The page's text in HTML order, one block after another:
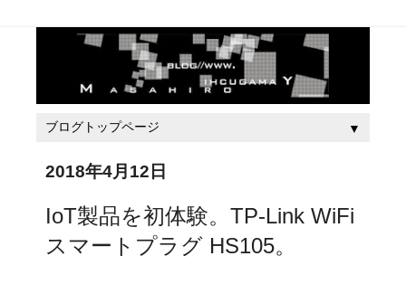
▼
2018年4月12日
IoT製品を初体験。TP-Link WiFi
スマートプラグ HS105。